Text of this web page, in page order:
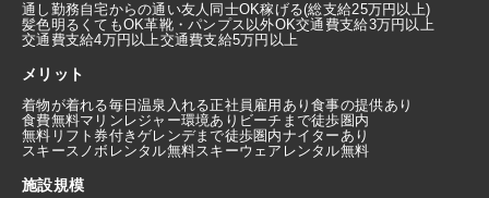
通し勤務自宅からの通い友人同士OK稼げる(総支給25万円以上)
髪色明るくてもOK革靴・パンプス以外OK交通費支給3万円以上
交通費支給4万円以上交通費支給5万円以上
メリット
着物が着れる毎日温泉入れる正社員雇用あり食事の提供あり
食費無料マリンレジャー環境あり ビーチまで徒歩圏内
無料リフト券付きゲレンデまで徒歩圏内ナイターあり
スキースノボレンタル無料スキーウェアレンタル無料
施設規模